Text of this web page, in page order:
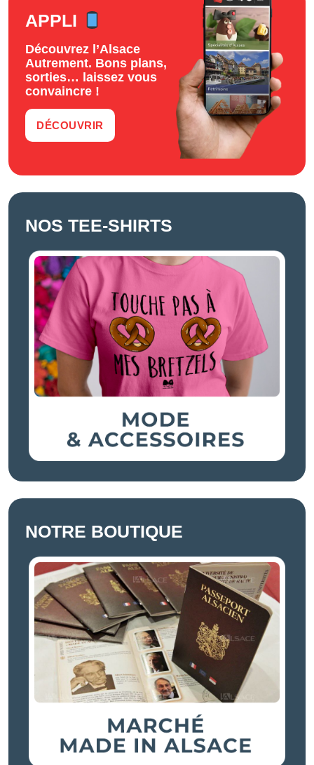
APPLI
Découvrez l’Alsace
Autrement. Bons plans,
sorties… laissez vous
convaincre !
DÉCOUVRIR
NOS TEE-SHIRTS
NOTRE BOUTIQUE